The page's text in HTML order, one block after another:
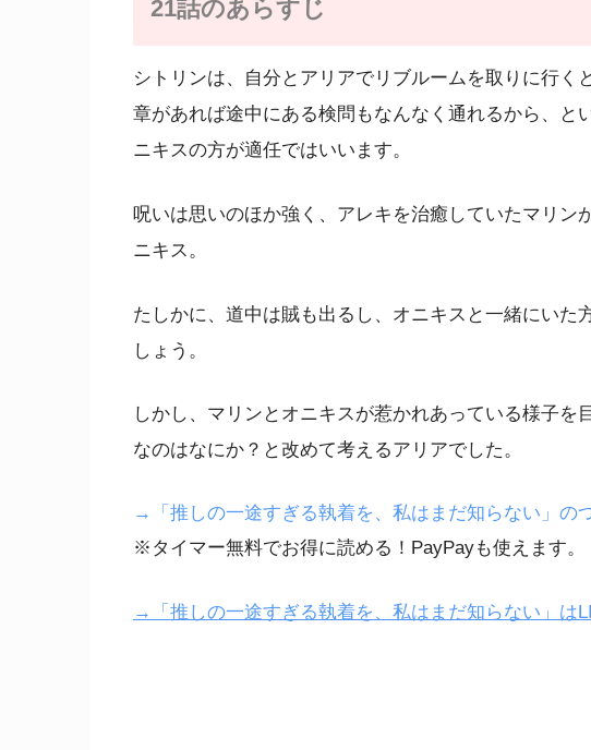
21話のあらすじ
シトリンは、自分とアリアでリブルームを取りに行く
章があれば途中にある検問もなんなく通れるから、と
ニキスの方が適任ではいいます。
呪いは思いのほか強く、アレキを治癒していたマリン
ニキス。
たしかに、道中は賊も出るし、オニキスと一緒にいた
しょう。
しかし、マリンとオニキスが惹かれあっている様子を
なのはなにか？と改めて考えるアリアでした。
→「推しの一途すぎる執着を、私はまだ知らない」の
※タイマー無料でお得に読める！PayPayも使えます。
→「推しの一途すぎる執着を、私はまだ知らない」は